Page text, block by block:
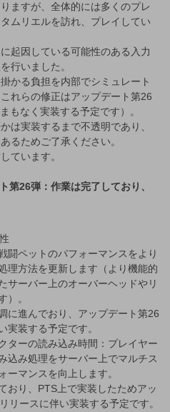
ますが、全体的には多くのプレ
ムリエルを訪れ、プレイしてい
起因している可能性のある入力
行いました。
かる負担を内部でシミュレート
れらの修正はアップデート第26
もなく実装する予定です）。
は実装するまで不透明であり、
るためご了承ください。
ています。
第26弾：作業は完了しており、
闘ペットのパフォーマンスをより
理方法を更新します（より機能的
サーバー上のオーバーヘッドやリ
）。
に進んでおり、アップデート第26
実装する予定です。
ターの読み込み時間：プレイヤー
込み処理をサーバー上でマルチス
ーマンスを向上します。
おり、PTS上で実装したためアッ
リースに伴い実装する予定です。